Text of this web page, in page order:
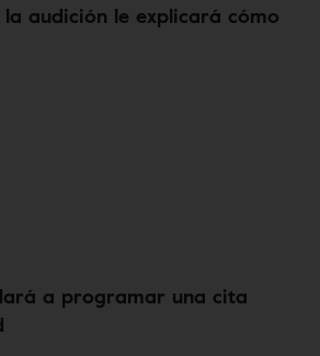
la audición le explicará cómo
a programar una cita